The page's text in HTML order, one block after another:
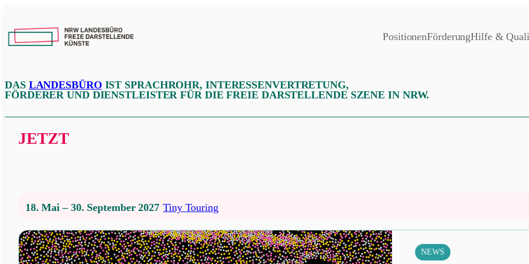
Inhalt
springen
NRW
PositionenFörderungHilfe &
DAS LANDESBÜRO IST SPRACHROHR, INTERESSENVERTRETUNG,
FÖRDERER UND DIENSTLEISTER FÜR DIE FREIE DARSTELLENDE SZENE IN NRW.
JETZT
18. Mai – 30. September 2027 Tiny Touring
NEWS